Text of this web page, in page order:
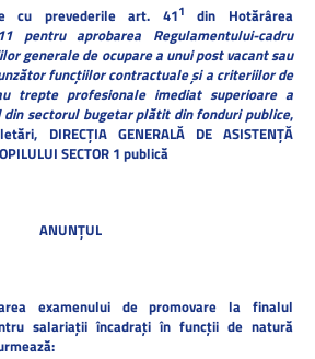
cu prevederile art. 411
din Hotărârea
pentru aprobarea Regulamentului-cadru
generale de ocupare a unui post vacant sau
funcţiilor contractuale şi a criteriilor de
trepte profesionale imediat superioare a
sectorul bugetar plătit din fonduri publice,
DIRECȚIA GENERALĂ DE ASISTENȚĂ
SECTOR 1 publică
ANUNȚUL
examenului de promovare la finalul
salariații încadrați în funcții de natură